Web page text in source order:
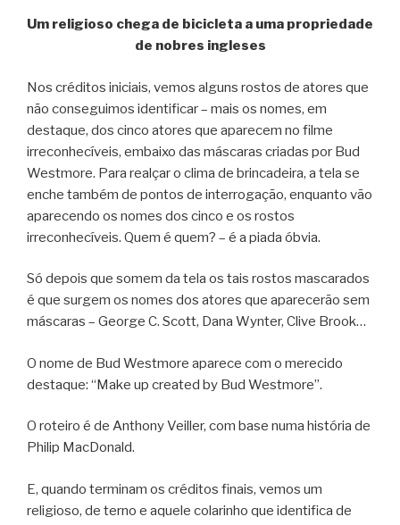
Um religioso chega de bicicleta a uma propriedade
de nobres ingleses
Nos créditos iniciais, vemos alguns rostos de atores que
não conseguimos identificar – mais os nomes, em
destaque, dos cinco atores que aparecem no filme
irreconhecíveis, embaixo das máscaras criadas por Bud
Westmore. Para realçar o clima de brincadeira, a tela se
enche também de pontos de interrogação, enquanto vão
aparecendo os nomes dos cinco e os rostos
irreconhecíveis. Quem é quem? – é a piada óbvia.
Só depois que somem da tela os tais rostos mascarados
é que surgem os nomes dos atores que aparecerão sem
máscaras – George C. Scott, Dana Wynter, Clive Brook…
O nome de Bud Westmore aparece com o merecido
destaque: “Make up created by Bud Westmore”.
O roteiro é de Anthony Veiller, com base numa história de
Philip MacDonald.
E, quando terminam os créditos finais, vemos um
religioso, de terno e aquele colarinho que identifica de